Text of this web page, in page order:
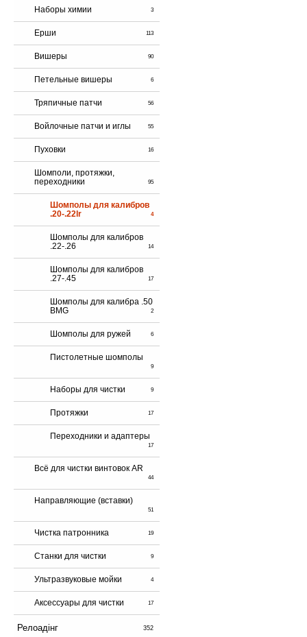
Наборы химии 3
Ерши 113
Вишеры 90
Петельные вишеры 6
Тряпичные патчи 56
Войлочные патчи и иглы 55
Пуховки 16
Шомполи, протяжки,
переходники
95
Шомполы для калибров
.20-.22lr
4
Шомполы для калибров
.22-.26
14
Шомполы для калибров
.27-.45
17
Шомполы для калибра .50
BMG
2
Шомполы для ружей 6
Пистолетные шомполы
9
Наборы для чистки 9
Протяжки 17
Переходники и адаптеры
17
Всё для чистки винтовок AR
44
Направляющие (вставки)
51
Чистка патронника 19
Станки для чистки 9
Ультразвуковые мойки 4
Аксессуары для чистки 17
Релоадінг 352